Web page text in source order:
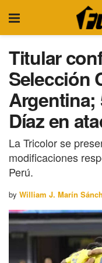
Titular
Selección
Argentina;
Díaz en
La Tricolor se
modificaciones
Perú.
by William J. Marín